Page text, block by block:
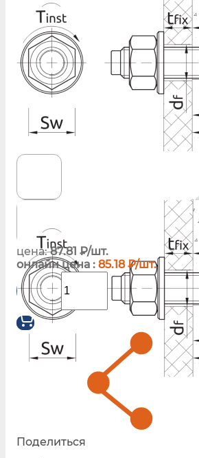
цена:87.81 ₽/шт.
онлайн цена : 85.18 ₽/шт.
Поделиться